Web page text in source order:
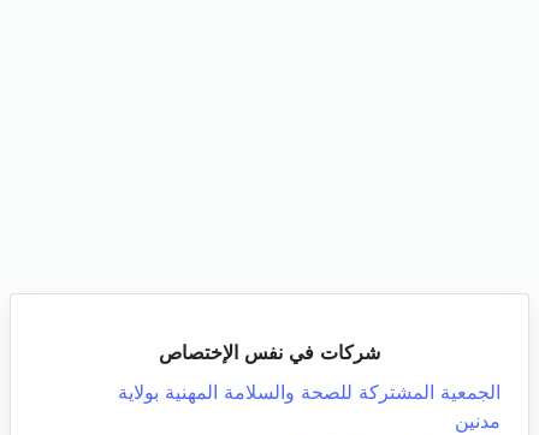
شركات في نفس الإختصاص
الجمعية المشتركة للصحة والسلامة المهنية بولاية
مدنين